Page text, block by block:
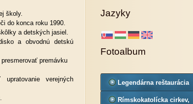
školy.
do konca roku 1990.
a detských jasiel.
a obvodnú detskú
premávku
verejných
Jazyky
Fotoalbum
Legendárna reštaurácia
Corgoň
Rímskokatolícka cirkev,